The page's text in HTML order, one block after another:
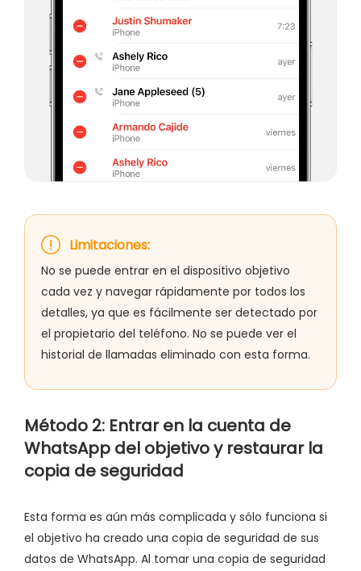
Limitaciones:
No se puede entrar en el dispositivo objetivo
cada vez y navegar rápidamente por todos los
detalles, ya que es fácilmente ser detectado por
el propietario del teléfono. No se puede ver el
historial de llamadas eliminado con esta forma.
Método 2: Entrar en la cuenta de
WhatsApp del objetivo y restaurar la
copia de seguridad
Esta forma es aún más complicada y sólo funciona si
el objetivo ha creado una copia de seguridad de sus
datos de WhatsApp. Al tomar una copia de seguridad